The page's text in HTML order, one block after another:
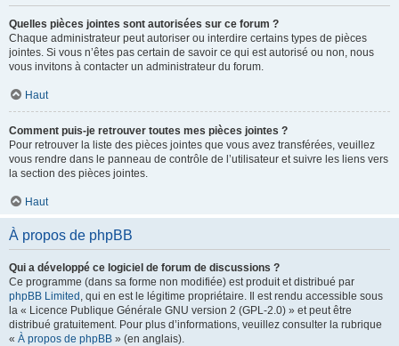
Quelles pièces jointes sont autorisées sur ce forum ?
Chaque administrateur peut autoriser ou interdire certains types de pièces
jointes. Si vous n’êtes pas certain de savoir ce qui est autorisé ou non, nous
vous invitons à contacter un administrateur du forum.
Haut
Comment puis-je retrouver toutes mes pièces jointes ?
Pour retrouver la liste des pièces jointes que vous avez transférées, veuillez
vous rendre dans le panneau de contrôle de l’utilisateur et suivre les liens vers
la section des pièces jointes.
Haut
À propos de phpBB
Qui a développé ce logiciel de forum de discussions ?
Ce programme (dans sa forme non modifiée) est produit et distribué par
phpBB Limited , qui en est le légitime propriétaire. Il est rendu accessible sous
la « Licence Publique Générale GNU version 2 (GPL-2.0) » et peut être
distribué gratuitement. Pour plus d’informations, veuillez consulter la rubrique
« À propos de phpBB » (en anglais).